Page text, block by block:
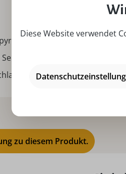
| Erzgebirge
- Made in Germany
zu diesem Produkt.
Diese Website verwendet